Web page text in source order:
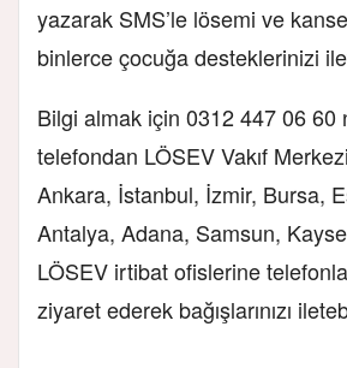
yazarak SMS’le lösemi ve
binlerce çocuğa desteklerinizi
Bilgi almak için 0312 447 06 60
telefondan LÖSEV Vakıf
Ankara, İstanbul, İzmir, Bursa,
Antalya, Adana, Samsun,
LÖSEV irtibat ofislerine
ziyaret ederek bağışlarınızı